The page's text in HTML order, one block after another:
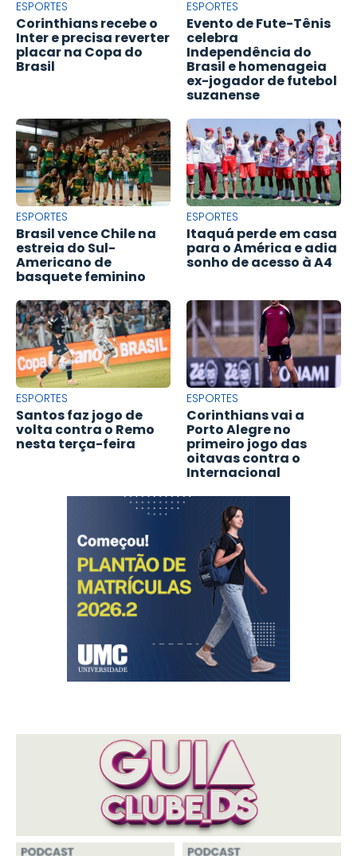
ESPORTES
Corinthians recebe o
Inter e precisa reverter
placar na Copa do
Brasil
ESPORTES
Evento de Fute-Tênis
celebra
Independência do
Brasil e homenageia
ex-jogador de futebol
suzanense
ESPORTES
Brasil vence Chile na
estreia do Sul-
Americano de
basquete feminino
ESPORTES
Itaquá perde em casa
para o América e adia
sonho de acesso à A4
ESPORTES
Santos faz jogo de
volta contra o Remo
nesta terça-feira
ESPORTES
Corinthians vai a
Porto Alegre no
primeiro jogo das
oitavas contra o
Internacional